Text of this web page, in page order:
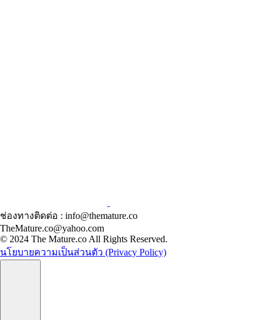
ช่องทางติดต่อ : info@themature.co
TheMature.co@yahoo.com
© 2024 The Mature.co All Rights Reserved.
นโยบายความเป็นส่วนตัว (Privacy Policy)